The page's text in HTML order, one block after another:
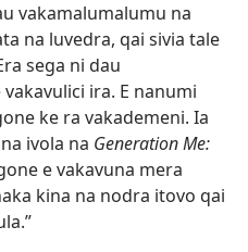
vakamalumalumu na
na luvedra, qai sivia tale
sega ni dau
ira. E nanumi
ke ra vakademeni. Ia
ivola na Generation Me:
e vakavuna mera
kina na nodra itovo qai